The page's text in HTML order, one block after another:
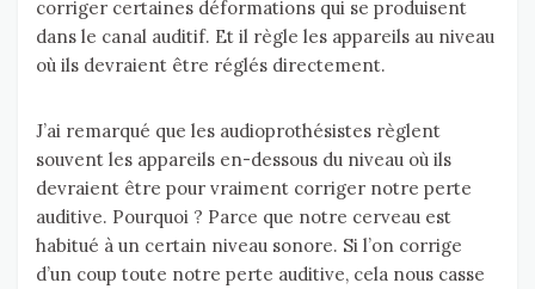
corriger certaines déformations qui se produisent
dans le canal auditif. Et il règle les appareils au niveau
où ils devraient être réglés directement.
J’ai remarqué que les audioprothésistes règlent
souvent les appareils en-dessous du niveau où ils
devraient être pour vraiment corriger notre perte
auditive. Pourquoi ? Parce que notre cerveau est
habitué à un certain niveau sonore. Si l’on corrige
d’un coup toute notre perte auditive, cela nous casse